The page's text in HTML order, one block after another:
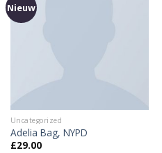
Nieuw
Uncategorized
Adelia Bag, NYPD
£29.00